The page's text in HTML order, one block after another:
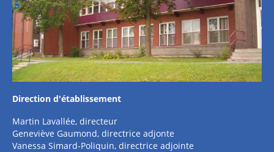
Direction d'établissement
Martin Lavallée, directeur
Geneviève Gaumond, directrice adjonte
Vanessa Simard-Poliquin, directrice adjointe